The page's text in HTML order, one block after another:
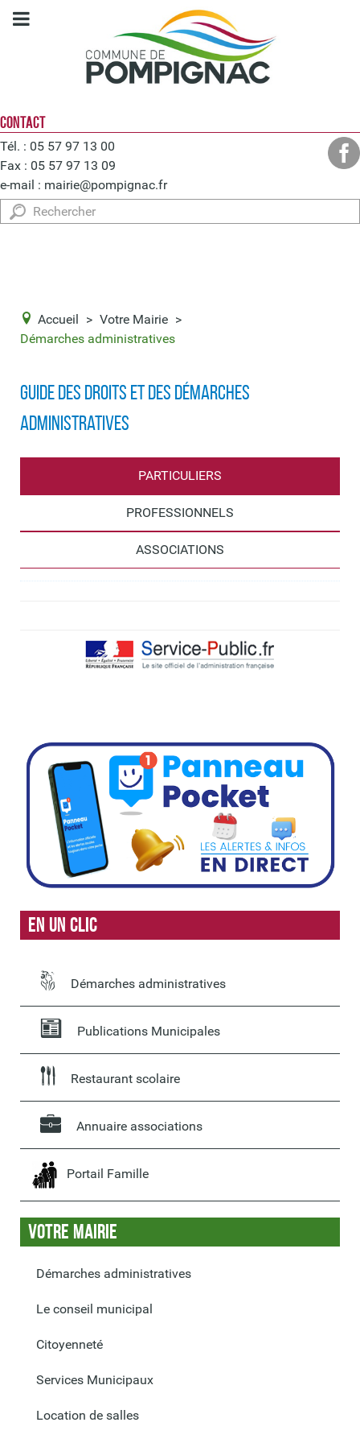
CONTACT
Tél. : 05 57 97 13 00
Fax : 05 57 97 13 09
e-mail : mairie@pompignac.fr
Rechercher
Accueil > Votre Mairie >
Démarches administratives
Guide des droits et des démarches
administratives
PARTICULIERS
PROFESSIONNELS
ASSOCIATIONS
En un clic
Démarches administratives
Publications Municipales
Restaurant scolaire
Annuaire associations
Portail Famille
Votre Mairie
Démarches administratives
Le conseil municipal
Citoyenneté
Services Municipaux
Location de salles